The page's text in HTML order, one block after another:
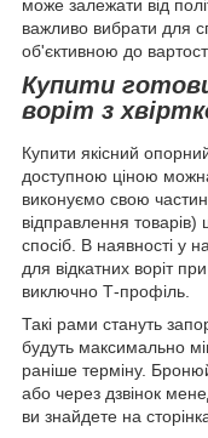
може залежати від
важливо вибрати для
об'єктивною до
Купити
воріт з
Купити якісний
доступною ціною
виконуємо свою
відправлення
спосіб. В наявності у
для відкатних воріт
виключно Т-профіль.
Такі рами стануть
будуть максимально
раніше терміну.
або через дзвінок
ви знайдете на